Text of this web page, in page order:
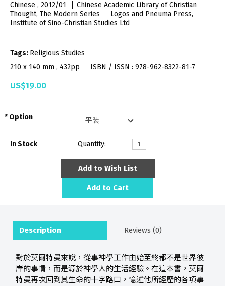
Chinese , 2012/01
Chinese Academic Library of Christian
Thought, The Modern Series
Logos and Pneuma Press,
Institute of Sino-Christian Studies Ltd
Tags: Religious Studies
210 x 140 mm , 432pp
ISBN / ISSN : 978-962-8322-81-7
US$19.00
Option
In Stock Quantity:
Add to Wish List
Add to Cart
Description Reviews (0)
對於莫爾特曼來說，從事神學工作由始至終都不是世界彼
岸的事情，而是源於神學人的生活經驗。在這本書，莫爾
特曼再次回到其生命的十字路口，憶述他所經歷的各項事